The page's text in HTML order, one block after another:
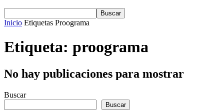
Inicio Etiquetas Proograma
Etiqueta: proograma
No hay publicaciones para mostrar
Buscar
Buscar